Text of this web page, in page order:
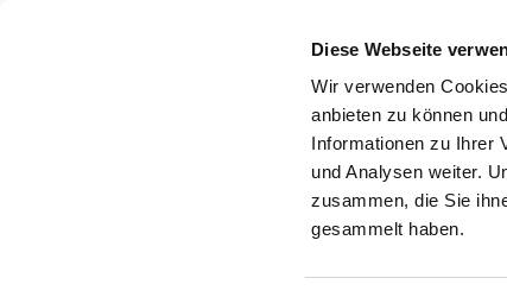
Diese Webseite
Wir verwenden
anbieten zu können
Informationen zu Ihrer
und Analysen weiter.
zusammen, die Sie
gesammelt haben.